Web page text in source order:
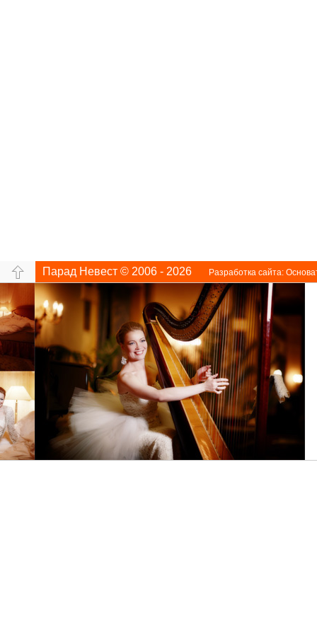
Парад Невест © 2006 - 2026 Разработка сайта: